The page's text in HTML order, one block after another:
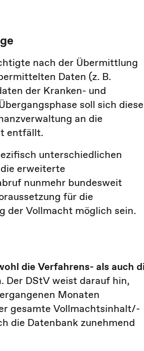
nach der Übermittlung
Daten (z. B.
der Kranken- und
soll sich diese
an die
entfällt.
unterschiedlichen
erweiterte
nunmehr bundesweit
für die
der Vollmacht möglich sein.
die Verfahrens- als auch
Der DStV weist darauf hin,
Monaten
gesamte Vollmachtsinhalt/-
die Datenbank zunehmend